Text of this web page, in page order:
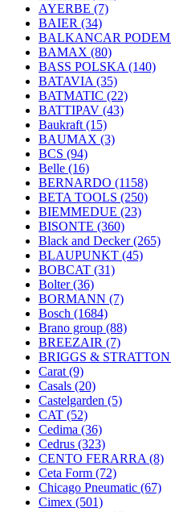
AYERBE (7)
BAIER (34)
BALKANCAR PODEM
BAMAX (80)
BASS POLSKA (140)
BATAVIA (35)
BATMATIC (22)
BATTIPAV (43)
Baukraft (15)
BAUMAX (3)
BCS (94)
Belle (16)
BERNARDO (1158)
BETA TOOLS (250)
BIEMMEDUE (23)
BISONTE (360)
Black and Decker(265)
BLAUPUNKT (45)
BOBCAT (31)
Bolter(36)
BORMANN (7)
Bosch (1684)
Brano group (88)
BREEZAIR (7)
BRIGGS & STRATTON
Carat (9)
Casals (20)
Castelgarden (5)
CAT (52)
Cedima (36)
Cedrus (323)
CENTO FERARRA (8)
Ceta Form (72)
Chicago Pneumatic (67)
Cimex (501)